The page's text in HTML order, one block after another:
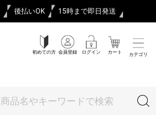
後払いOK 15時まで即日発送
初めての方 会員登録 ログイン カート カテゴリ